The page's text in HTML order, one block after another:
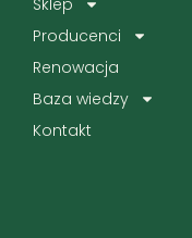
Producenci
Renowacja
Baza wiedzy
Kontakt